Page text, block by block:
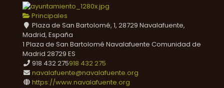
Principales
Plaza de San Bartolomé, 1, 28729 Navalafuente,
Madrid, España
1 Plaza de San Bartolomé Navalafuente Comunidad de
Madrid 28729 ES
918 432 275918 432 275
navalafuente@navalafuente.org
https://www.navalafuente.org